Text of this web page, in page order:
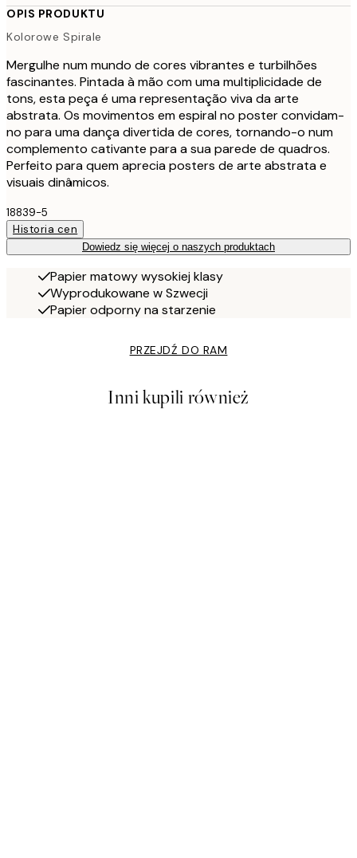
OPIS PRODUKTU
Kolorowe Spirale
Mergulhe num mundo de cores vibrantes e turbilhões
fascinantes. Pintada à mão com uma multiplicidade de
tons, esta peça é uma representação viva da arte
abstrata. Os movimentos em espiral no poster convidam-
no para uma dança divertida de cores, tornando-o num
complemento cativante para a sua parede de quadros.
Perfeito para quem aprecia posters de arte abstrata e
visuais dinâmicos.
18839-5
Historia cen
Dowiedz się więcej o naszych produktach
Papier matowy wysokiej klasy
Wyprodukowane w Szwecji
Papier odporny na starzenie
PRZEJDŹ DO RAM
Inni kupili również